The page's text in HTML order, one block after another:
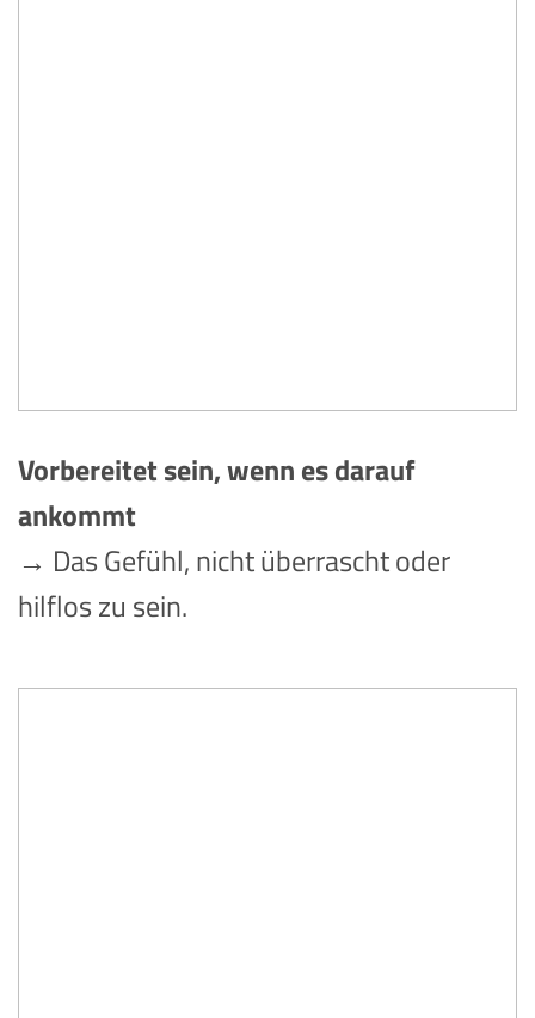
Vorbereitet sein, wenn es darauf
ankommt
→ Das Gefühl, nicht überrascht oder
hilflos zu sein.